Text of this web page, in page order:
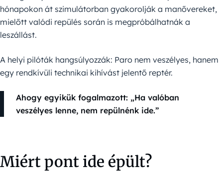
hónapokon át szimulátorban gyakorolják a manővereket,
mielőtt valódi repülés során is megpróbálhatnák a
leszállást.
A helyi pilóták hangsúlyozzák: Paro nem veszélyes, hanem
egy rendkívüli technikai kihívást jelentő reptér.
Ahogy egyikük fogalmazott: „Ha valóban
veszélyes lenne, nem repülnénk ide.”
Miért pont ide épült?